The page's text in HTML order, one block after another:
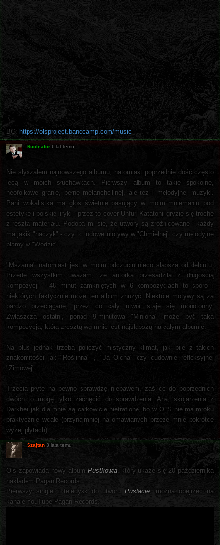
BC: https://olsproject.bandcamp.com/music
Nucleator 6 lat temu
Nie słyszałem najnowszego albumu, natomiast poprzednie dość często
lecą w moich słuchawkach. Pierwszy album to takie spokojne,
neofolkowe granie, pełne melancholijnej, ale też i melodyjnej muzyki.
Pani wokalistka ma głos świetnie pasujący w moim mniemaniu pod
estetykę i polskie liryki - przez to cover Unfurl Katatonii gryzie się trochę
z resztą materiału. Podoba mi się, że utwory są zróżnicowane i każdy
ma jakiś "haczyk" - czy to ludowe motywy w "Chmielnej" czy melodyjne
plamy w "Wodzie".
"Mszarna" natomiast jest w moim odczuciu nieco słabsza od debiutu.
Przede wszystkim uważam, że autorka przesadziła z długością
kompozycji - 48 minut zamkniętych w 6 kompozycjach to sporo i
niektórych faktycznie może ten album znużyć. Niektóre motywy są za
bardzo przeciągane, przez co cały utwór staje się monotonny.
Zwłaszcza ostatni, ponad 9-minutowa "Miniona" może być taką
kompozycją, która zresztą wg mnie jest najsłabszą na całym albumie.
Na plus jednak trzeba policzyć mistyczny klimat, jak bije z takich
znakomitości jak "Roślinna" , "Ja Olcha" czy cudownie refleksyjnej
"Zimowej".
Trzecią płytę na pewno sprawdzę niebawem, zaś co do poprzednich
dwóch to mogę tylko zachęcić do sprawdzenia. Aha, skojarzenia z
Darkher jak dla mnie są całkowicie nietrafione, bo w OLS nie ma mroku
praktycznie wcale (przynajmniej na omawianych przeze mnie pokrótce
wyżej płytach).
Szajtan 3 lata temu
Ols zapowiada nowy album Pustkowia, który ukaże się 20 października
nakładem Pagan Records.
Pierwszy singiel i teledysk do utworuPustacie, można obejrzeć na
kanale YouTube Pagan Records.